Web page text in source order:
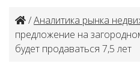
/Аналитика рынка
предложение на
будет продаваться 7,5 лет